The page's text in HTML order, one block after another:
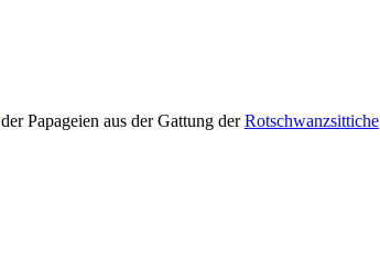
der Papageien aus der Gattung derRotschwanzsittiche